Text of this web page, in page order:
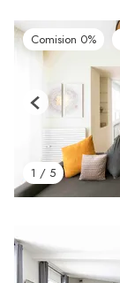
Comision 0%
1 / 5
Previous